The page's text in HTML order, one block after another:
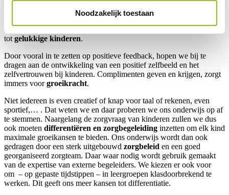
Noodzakelijk toestaan
Dit verhaal betekent voor ons:
tot gelukkige kinderen.
Door vooral in te zetten op positieve feedback, hopen we bij te
dragen aan de ontwikkeling van een positief zelfbeeld en het
zelfvertrouwen bij kinderen. Complimenten geven en krijgen, zorgt
immers voorgroeikracht.
Niet iedereen is even creatief of knap voor taal of rekenen, even
sportief,… . Dat weten we en daar proberen we ons onderwijs op af
te stemmen. Naargelang de zorgvraag van kinderen zullen we dus
ook moeten differentiëren en zorgbegeleiding inzetten om elk kind
maximale groeikansen te bieden. Ons onderwijs wordt dan ook
gedragen door een sterk uitgebouwd zorgbeleid en een goed
georganiseerd zorgteam. Daar waar nodig wordt gebruik gemaakt
van de expertise van externe begeleiders. We kiezen er ook voor
om – op gepaste tijdstippen – in leergroepen klasdoorbrekend te
werken. Dit geeft ons meer kansen tot differentiatie.